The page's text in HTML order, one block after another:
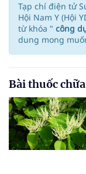
Tạp chí điện tử
Hội Nam Y (Hội
từ khóa " công
dung mong
Bài thuốc